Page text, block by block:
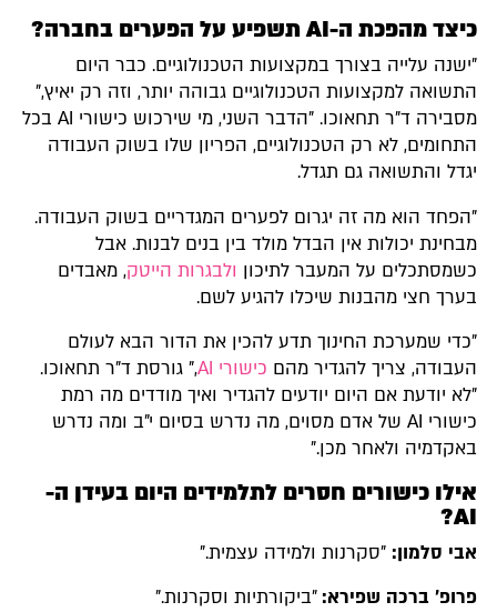
כיצד מהפכת ה-AI תשפיע על הפערים בחברה?
"ישנה עלייה בצורך במקצועות הטכנולוגיים. כבר היום
התשואה למקצועות הטכנולוגיים גבוהה יותר, וזה רק יאיץ,"
מסבירה ד"ר תחאוכו. "הדבר השני, מי שירכוש כישורי AI בכל
התחומים, לא רק הטכנולוגיים, הפריון שלו בשוק העבודה
יגדל והתשואה גם תגדל.
"הפחד הוא מה זה יגרום לפערים המגדריים בשוק העבודה.
מבחינת יכולות אין הבדל מולד בין בנים לבנות. אבל
כשמסתכלים על המעבר לתיכון ולבגרות הייטק, מאבדים
בערך חצי מהבנות שיכלו להגיע לשם.
"כדי שמערכת החינוך תדע להכין את הדור הבא לעולם
העבודה, צריך להגדיר מהם כישורי AI
," גורסת ד"ר תחאוכו.
"לא יודעת אם היום יודעים להגדיר ואיך מודדים מה רמת
כישורי AI של אדם מסוים, מה נדרש בסיום י"ב ומה נדרש
באקדמיה ולאחר מכן."
אילו כישורים חסרים לתלמידים היום בעידן ה-
AI?
אבי סלמון: "סקרנות ולמידה עצמית."
פרופ' ברכה שפירא: "ביקורתיות וסקרנות."